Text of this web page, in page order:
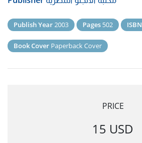
Publish Year2003 Pages 502 ISBN
Book Cover Paperback Cover
PRICE
15 USD